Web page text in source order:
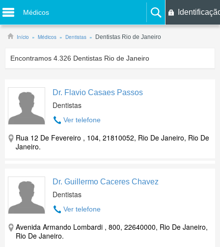
Médicos
Início Médicos Dentistas Dentistas Rio de Janeiro
Encontramos 4.326 Dentistas Rio de Janeiro
Dr. Flavio Casaes Passos
Dentistas
Ver telefone
Rua 12 De Fevereiro , 104, 21810052, Rio De Janeiro, Rio De
Janeiro.
Dr. Guillermo Caceres Chavez
Dentistas
Ver telefone
Avenida Armando Lombardi , 800, 22640000, Rio De Janeiro,
Rio De Janeiro.